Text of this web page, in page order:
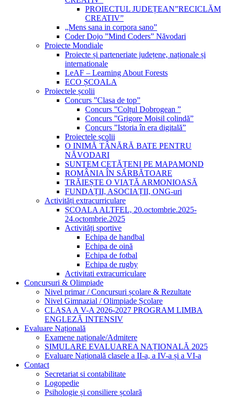
PROIECTUL JUDEȚEAN”RECICLĂM
CREATIV”
„Mens sana in corpora sano”
Coder Dojo ”Mind Coders” Năvodari
Proiecte Mondiale
Proiecte și parteneriate județene, naționale și
internationale
LeAF – Learning About Forests
ECO ȘCOALA
Proiectele școlii
Concurs ”Clasa de top”
Concurs ”Colțul Dobrogean ”
Concurs ”Grigore Moisil colindă”
Concurs ”Istoria în era digitală”
Proiectele școlii
O INIMĂ TÂNĂRĂ BATE PENTRU
NĂVODARI
SUNTEM CETĂȚENI PE MAPAMOND
ROMÂNIA ÎN SĂRBĂTOARE
TRĂIEȘTE O VIAȚĂ ARMONIOASĂ
FUNDAȚII, ASOCIAȚII, ONG-uri
Activități extracurriculare
ȘCOALA ALTFEL, 20.octombrie.2025-
24.octombrie.2025
Activități sportive
Echipa de handbal
Echipa de oină
Echipa de fotbal
Echipa de rugby
Activitati extracurriculare
Concursuri & Olimpiade
Nivel primar / Concursuri școlare & Rezultate
Nivel Gimnazial / Olimpiade Școlare
CLASA A V-A 2026-2027 PROGRAM LIMBA
ENGLEZĂ INTENSIV
Evaluare Națională
Examene naționale/Admitere
SIMULARE EVALUAREA NAȚIONALĂ 2025
Evaluare Națională clasele a II-a, a IV-a și a VI-a
Contact
Secretariat si contabilitate
Logopedie
Psihologie și consiliere școlară